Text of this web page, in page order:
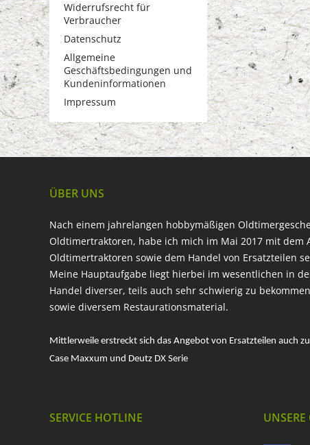
Widerrufsrecht für
Verbraucher
Datenschutz
Allgemeine
Geschäftsbedingungen und
Kundeninformationen
Impressum
ÜBER UNS
Nach einem jahrelangen hobbymäßigen
Oldtimertraktoren, habe ich mich im Mai 2017 mit dem
Oldtimertraktoren sowie dem Handel von Ersatzteilen
Meine Hauptaufgabe liegt hierbei im wesentlichen in
Handel diverser, teils auch sehr schwierig zu
sowie diversem Restaurationsmaterial.
Mittlerweile erstreckt sich das Angebot von Ersatzteilen auch
Case Maxxum und Deutz DX Serie
SERVICE HOTLINE